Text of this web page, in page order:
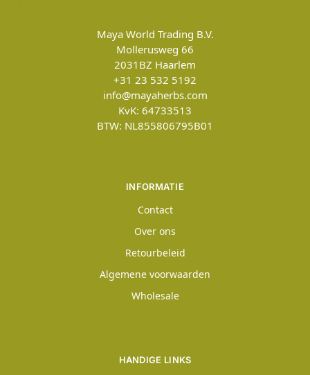
Maya World Trading B.V.
Mollerusweg 66
2031BZ Haarlem
+31 23 532 5192
info@mayaherbs.com
KvK: 64733513
BTW: NL855806795B01
INFORMATIE
Contact
Over ons
Retourbeleid
Algemene voorwaarden
Wholesale
HANDIGE LINKS